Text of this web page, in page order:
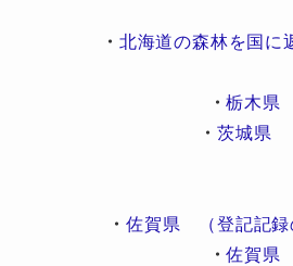
・ 北海道の森林を国に
・栃木県
・ 茨城県
・ 佐賀県 （登記記録
・佐賀県